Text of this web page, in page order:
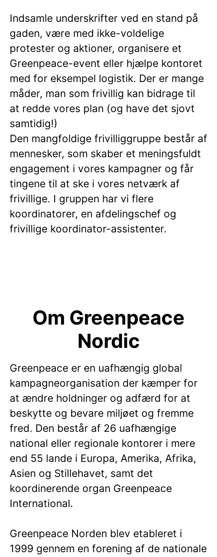
Indsamle underskrifter ved en stand på
gaden, være med ikke-voldelige
protester og aktioner, organisere et
Greenpeace-event eller hjælpe kontoret
med for eksempel logistik. Der er mange
måder, man som frivillig kan bidrage til
at redde vores plan (og have det sjovt
samtidig!)
Den mangfoldige frivilliggruppe består af
mennesker, som skaber et meningsfuldt
engagement i vores kampagner og får
tingene til at ske i vores netværk af
frivillige. I gruppen har vi flere
koordinatorer, en afdelingschef og
frivillige koordinator-assistenter.
Om Greenpeace
Nordic
Greenpeace er en uafhængig global
kampagneorganisation der kæmper for
at ændre holdninger og adfærd for at
beskytte og bevare miljøet og fremme
fred. Den består af 26 uafhængige
national eller regionale kontorer i mere
end 55 lande i Europa, Amerika, Afrika,
Asien og Stillehavet, samt det
koordinerende organ Greenpeace
International.
Greenpeace Norden blev etableret i
1999 gennem en forening af de nationale